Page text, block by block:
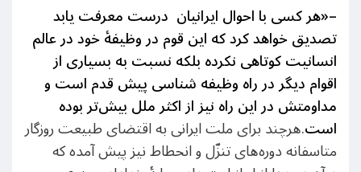
–«هر کسی با احوال ایرانیان درست معرفت یابد
تصدیق خواهد کرد که این قوم در وظیفۀ خود در عالم
انسانیت کوتاهی نکرده بلکه نسبت به بسیاری از
اقوام دیگر در راه وظیفه ‌‌شناسی پیش قدم است و
مداومتش در این راه نیز از اکثر ملل بیش‌تر بوده
است.هرچند برای ملت ایرانی به اقتضای طبیعت روزگار
متاسفانه دوره‌های تنزّل و انحطاط نیز پیش آمده که